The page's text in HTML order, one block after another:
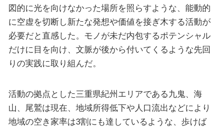
図的に光を向けなかった場所を照らすような、能動的
に空虚を切断し新たな発想や価値を接ぎ木する活動が
必要だと直感した。モノが未だ内包するポテンシャル
だけに目を向け、文脈が後から付いてくるような先回
りの実践に取り組んだ。
活動の拠点とした三重県紀州エリアである九⻤、海
山、尾鷲は現在、地域所得低下や人口流出などにより
地域の空き家率は3割にも達しているような、歩けば